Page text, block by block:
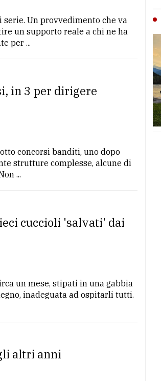
Un provvedimento che va
un supporto reale a chi ne ha
per ...
in 3 per dirigere
concorsi banditi, uno dopo
strutture complesse, alcune di
...
cuccioli 'salvati' dai
un mese, stipati in una gabbia
inadeguata ad ospitarli tutti.
altri anni